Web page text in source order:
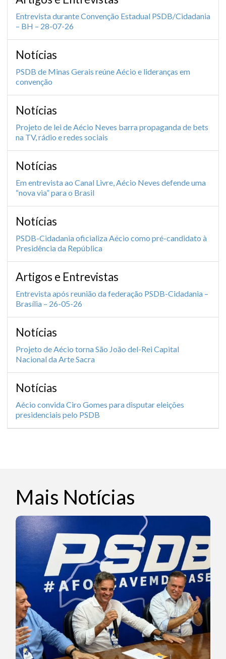
Entrevista durante Convenção Estadual PSDB/Cidadania
– BH – 28-07-26
Notícias
PSDB de Minas Gerais reúne Aécio e lideranças em
convenção
Notícias
Projeto de lei de Aécio Neves barra propaganda de bets
na TV, rádio e redes sociais
Notícias
Em entrevista ao Canal Livre, Aécio Neves defende uma
“nova via” para o Brasil
Notícias
PSDB-Cidadania oficializa Aécio como pré-candidato à
Presidência da República
Artigos e Entrevistas
Entrevista após reunião da federação PSDB-Cidadania –
Brasília – 26-05-26
Notícias
Projeto de Aécio torna São João del-Rei Capital
Nacional da Arte Sacra
Notícias
Aécio convida Ciro Gomes para disputar eleições
presidenciais pelo PSDB
Mais Notícias